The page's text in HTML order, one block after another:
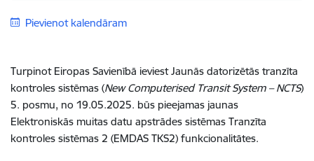
Pievienot kalendāram
Turpinot Eiropas Savienībā ieviest Jaunās datorizētās tranzīta
kontroles sistēmas (New Computerised Transit System – NCTS)
5. posmu, no 19.05.2025. būs pieejamas jaunas
Elektroniskās muitas datu apstrādes sistēmas Tranzīta
kontroles sistēmas 2 (EMDAS TKS2) funkcionalitātes.